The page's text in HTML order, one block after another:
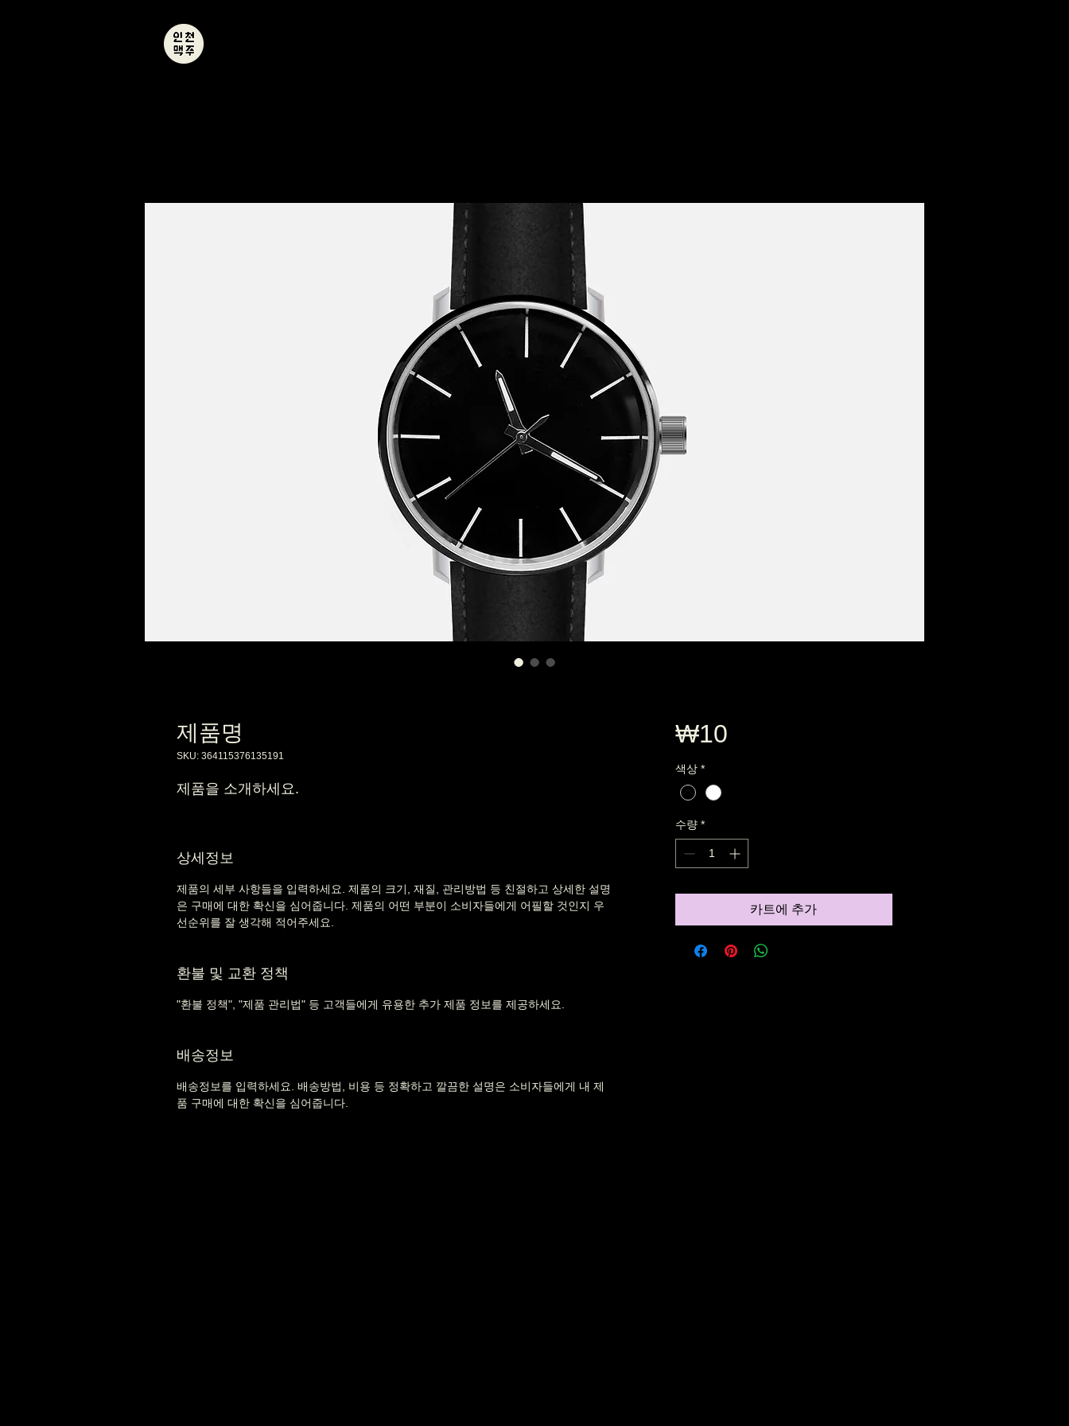
제품명
SKU: 364115376135191
제품을 소개하세요.
상세정보
제품의 세부 사항들을 입력하세요. 제품의 크기, 재질, 관리방법 등 친절하고 상세한 설명
은 구매에 대한 확신을 심어줍니다. 제품의 어떤 부분이 소비자들에게 어필할 것인지 우
선순위를 잘 생각해 적어주세요.
환불 및 교환 정책
"환불 정책", "제품 관리법" 등 고객들에게 유용한 추가 제품 정보를 제공하세요.
배송정보
배송정보를 입력하세요. 배송방법, 비용 등 정확하고 깔끔한 설명은 소비자들에게 내 제
품 구매에 대한 확신을 심어줍니다.
₩10가
색상 *
수량 *
카트에 추가